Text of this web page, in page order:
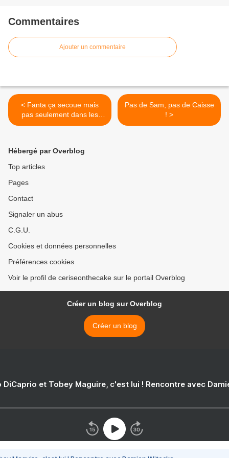
Commentaires
Ajouter un commentaire
< Fanta ça secoue mais
pas seulement dans les
bouteilles!
Pas de Sam, pas de Caisse
! >
Hébergé par Overblog
Top articles
Pages
Contact
Signaler un abus
C.G.U.
Cookies et données personnelles
Préférences cookies
Voir le profil de ceriseonthecake sur le portail Overblog
Créer un blog sur Overblog
Créer un blog
DiCaprio et Tobey Maguire, c'est lui ! Rencontre avec